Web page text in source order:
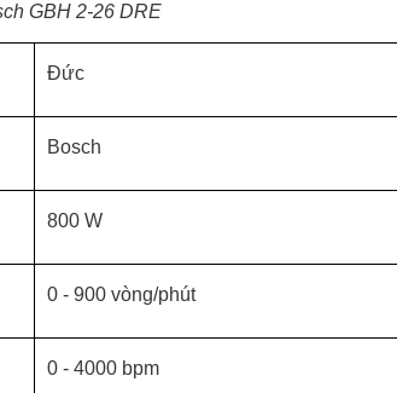
GBH 2-26 DRE
Đức
Bosch
800 W
0 - 900 vòng/phút
0 - 4000 bpm